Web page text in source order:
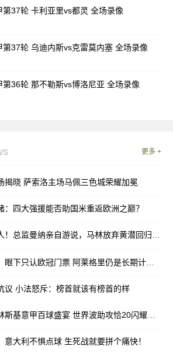
37轮 卡利亚里vs都灵 全场录像
37轮 乌迪内斯vs克雷莫内塞 全场录像
36轮 那不勒斯vs博洛尼亚 全场录像
更多 +
揭晓 萨索洛主场马佩三色城荣耀加冕
：四大强援能否助国米重返欧洲之巅？
总监曼纳亲自游说，马林放弃黄潜回归母队
下只认欧冠门票 阿莱格里仍是长期计划核心
议 小法怒斥：榜首就该有榜首的样
基意甲百球盛宴 世界波助攻恰20闪耀梅阿查
意大利不惧点球 生死战就要拼个痛快！